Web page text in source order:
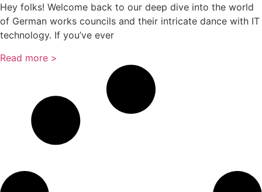
Hey folks! Welcome back to our deep dive into the world
of German works councils and their intricate dance with IT
technology. If you’ve ever
Read more >